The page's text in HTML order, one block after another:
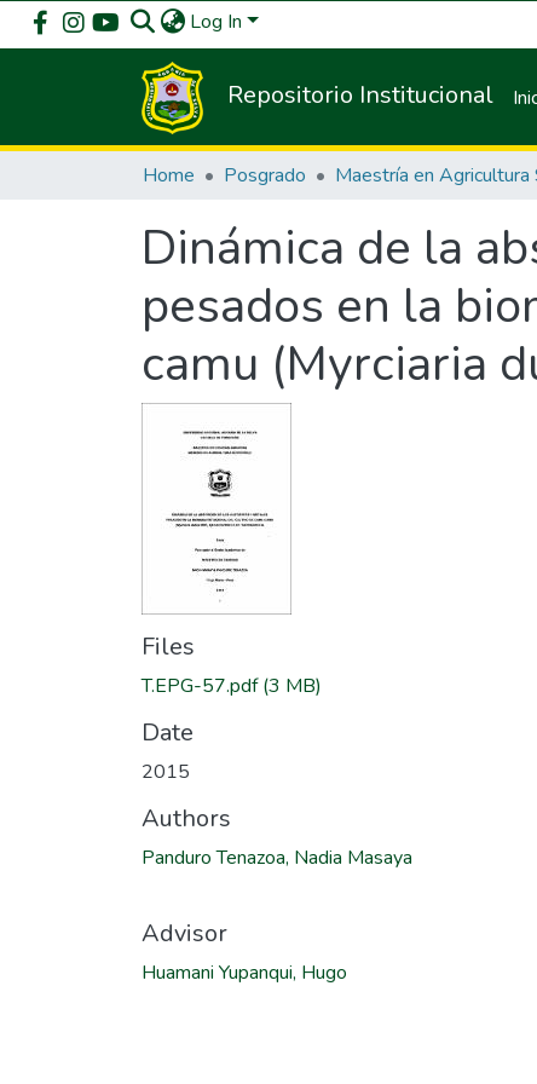
Log In
Repositorio Institucional
Home Posgrado
Dinámica de la
pesados en la
camu (Myrciaria
Files
T.EPG-57.pdf(3 MB)
Date
2015
Authors
Panduro Tenazoa, Nadia Masaya
Advisor
Huamani Yupanqui, Hugo